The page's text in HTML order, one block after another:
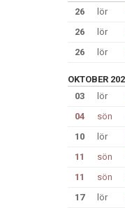
26
lör
26
lör
26
lör
OKTOBER
03
lör
04
sön
10
lör
11
sön
11
sön
17
lör